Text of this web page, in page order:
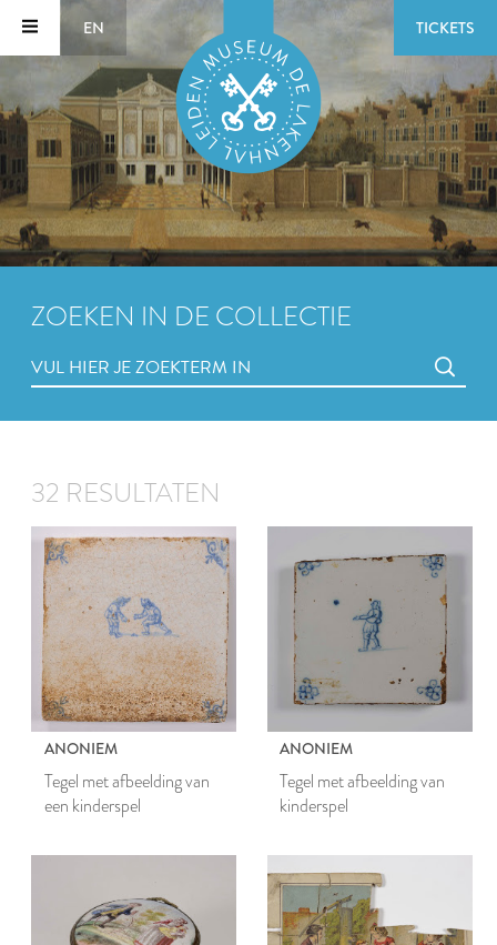
EN TICKETS
ZOEKEN IN DE COLLECTIE
32 RESULTATEN
ANONIEM
Tegel met afbeelding van
een kinderspel
ANONIEM
Tegel met afbeelding van
kinderspel